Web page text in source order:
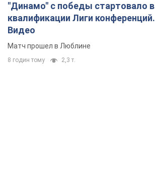
"Динамо" с победы стартовало в
квалификации Лиги конференций.
Видео
Матч прошел в Люблине
8 годин тому 2,3 т.